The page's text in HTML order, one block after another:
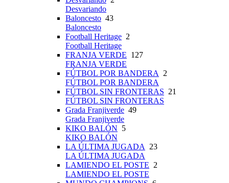
Desvariando
Baloncesto 43
Baloncesto
Football Heritage 2
Football Heritage
FRANJA VERDE 127
FRANJA VERDE
FÚTBOL POR BANDERA
2
FÚTBOL POR BANDERA
FÚTBOL SIN FRONTERAS 21
FÚTBOL SIN FRONTERAS
Grada Franjiverde 49
Grada Franjiverde
KIKO BALÓN 5
KIKO BALÓN
LA ÚLTIMA JUGADA
23
LA ÚLTIMA JUGADA
LAMIENDO EL POSTE 2
LAMIENDO EL POSTE